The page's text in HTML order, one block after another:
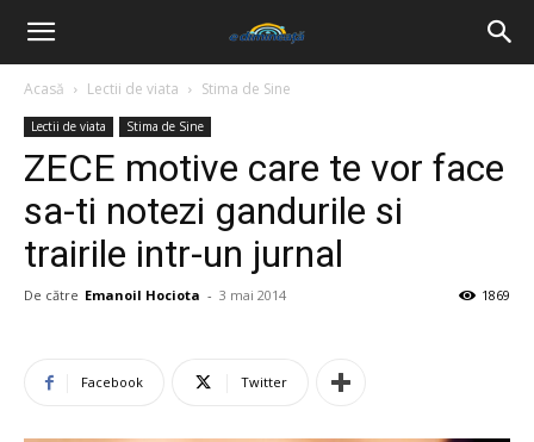
Acasă Lectii de viata Stima de Sine
Lectii de viata Stima de Sine
ZECE motive care te vor face
sa-ti notezi gandurile si
trairile intr-un jurnal
De către Emanoil Hociota - 3 mai 2014 1869
Facebook Twitter